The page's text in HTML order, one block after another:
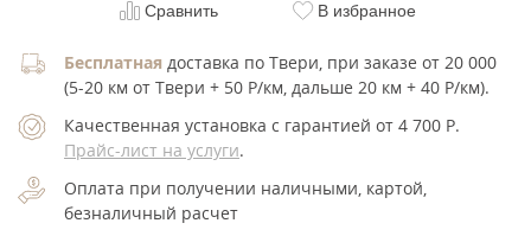
Сравнить В избранное
Бесплатная доставка по Твери, при заказе от 20 000
(5-20 км от Твери + 50 Р/км, дальше 20 км + 40 Р/км).
Качественная установка с гарантией от 4 700 Р.
Прайс-лист на услуги.
Оплата при получении наличными, картой,
безналичный расчет